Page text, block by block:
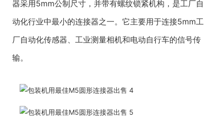
器采用5mm公制尺寸，并带有螺纹锁紧机构，是工厂自
动化行业中最小的连接器之一。它主要用于连接5mm工
厂自动化传感器、工业测量相机和电动自行车的信号传
输。